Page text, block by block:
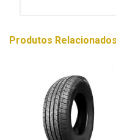
Produtos Relacionados